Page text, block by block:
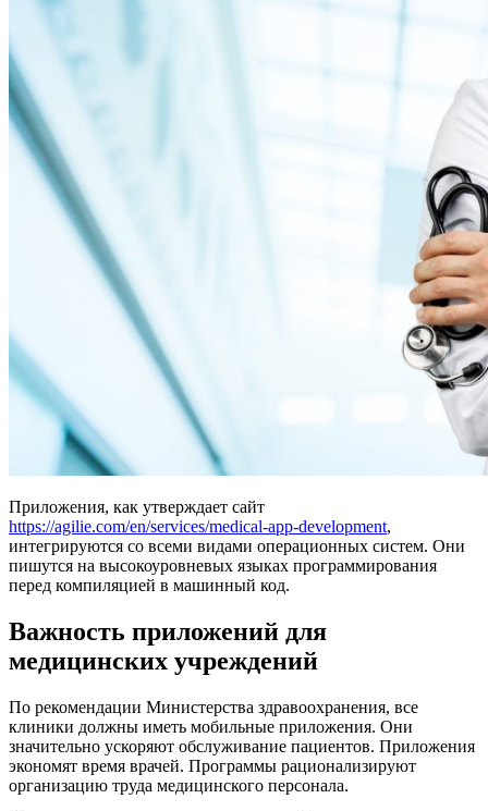
Приложения, как утверждает сайт
https://agilie.com/en/services/medical-app-development,
интегрируются со всеми видами операционных систем. Они
пишутся на высокоуровневых языках программирования
перед компиляцией в машинный код.
Важность приложений для
медицинских учреждений
По рекомендации Министерства здравоохранения, все
клиники должны иметь мобильные приложения. Они
значительно ускоряют обслуживание пациентов. Приложения
экономят время врачей. Программы рационализируют
организацию труда медицинского персонала.